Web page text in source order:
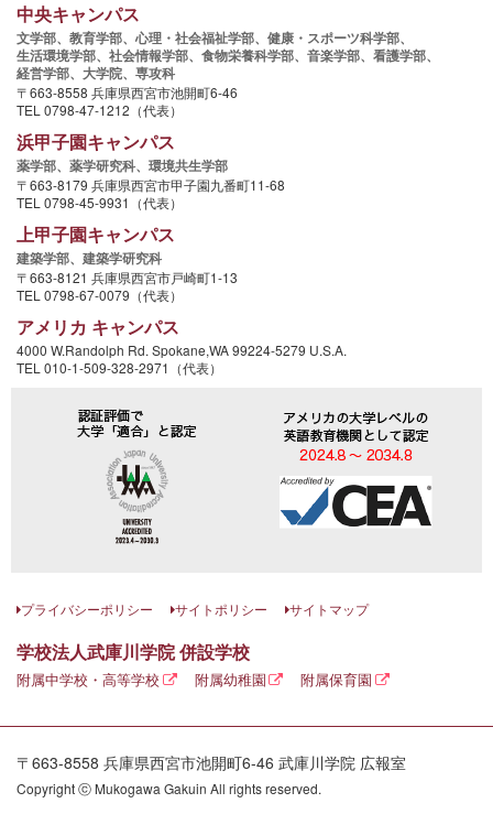
中央キャンパス
文学部、 教育学部、 心理・社会福祉学部、 健康・スポーツ科学部、
生活環境学部、 社会情報学部、 食物栄養科学部、 音楽学部、 看護学部、
経営学部、 大学院、 専攻科
〒663-8558 兵庫県西宮市池開町6-46
TEL 0798-47-1212（代表）
浜甲子園キャンパス
薬学部、 薬学研究科、 環境共生学部
〒663-8179 兵庫県西宮市甲子園九番町11-68
TEL 0798-45-9931（代表）
上甲子園キャンパス
建築学部、 建築学研究科
〒663-8121 兵庫県西宮市戸崎町1-13
TEL 0798-67-0079（代表）
アメリカ キャンパス
4000 W.Randolph Rd. Spokane,WA 99224-5279 U.S.A.
TEL 010-1-509-328-2971（代表）
プライバシーポリシー サイトポリシー サイトマップ
学校法人武庫川学院 併設学校
附属中学校・高等学校 附属幼稚園 附属保育園
〒663-8558 兵庫県西宮市池開町6-46 武庫川学院 広報室
Copyright ⓒ Mukogawa Gakuin All rights reserved.